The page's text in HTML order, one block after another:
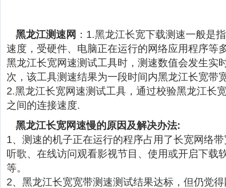
黑龙江测速网 ：1.黑龙江长宽下载测速一般是
速度，受硬件、电脑正在运行的网络应用程序等
黑龙江长宽网速测试工具时，测速数值会发生实
次，该工具测速结果为一段时间内黑龙江长宽带
2.黑龙江长宽网速测试工具，通过校验黑龙江长
之间的连接速度.
黑龙江长宽网速慢的原因及解决办法:
1、测速的机子正在运行的程序占用了长宽网络
听歌、在线访问观看影视节目、使用或开启下载
等。
2、黑龙江长宽宽带测速测试结果达标，但仍觉